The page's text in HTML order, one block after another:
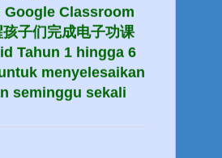
子们完成电子功课
Tahun 1 hingga 6
menyelesaikan
seminggu sekali